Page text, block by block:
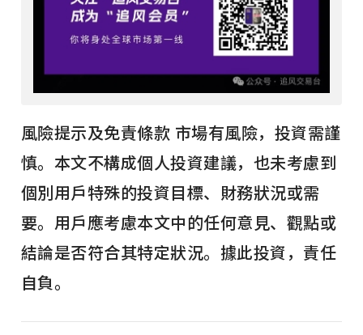
風險提示及免責條款 市場有風險，投資需謹
慎。本文不構成個人投資建議，也未考慮到
個別用戶特殊的投資目標、財務狀況或需
要。用戶應考慮本文中的任何意見、觀點或
結論是否符合其特定狀況。據此投資，責任
自負。